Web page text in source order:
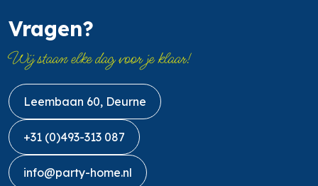
Vragen?
Wij staan elke dag voor je klaar!
Leembaan 60, Deurne
+31 (0)493-313 087
info@party-home.nl